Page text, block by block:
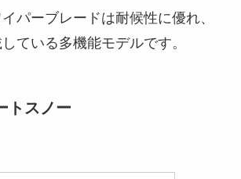
パーブレードは耐候性に優れ、
ている多機能モデルです。
トスノー